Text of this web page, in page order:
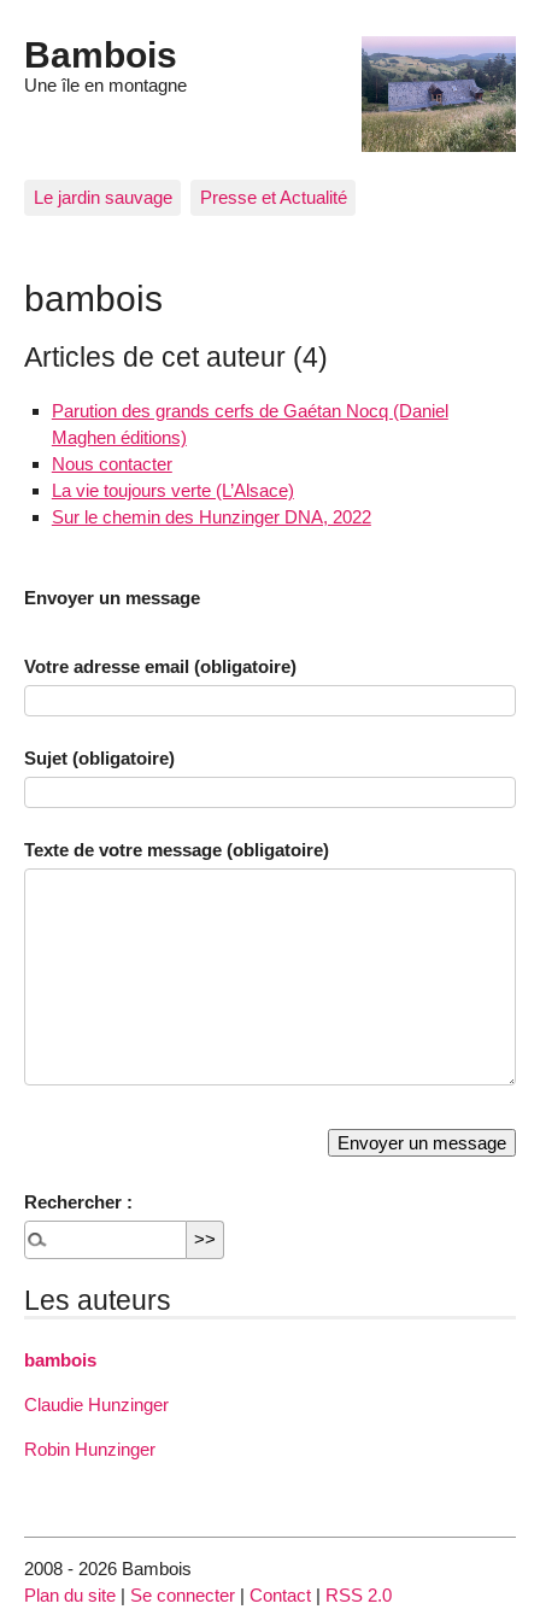
Bambois
Une île en montagne
Le jardin sauvage Presse et Actualité
bambois
Articles de cet auteur (4)
Parution des grands cerfs de Gaétan Nocq (Daniel
Maghen éditions)
Nous contacter
La vie toujours verte (L’Alsace)
Sur le chemin des Hunzinger DNA, 2022
Envoyer un message
Votre adresse email (obligatoire)
Sujet (obligatoire)
Texte de votre message (obligatoire)
Rechercher :
Les auteurs
bambois
Claudie Hunzinger
Robin Hunzinger
2008 - 2026 Bambois
Plan du site | Se connecter | Contact | RSS 2.0